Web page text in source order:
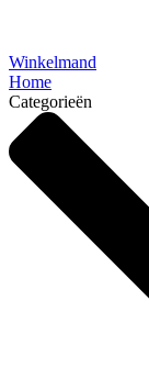
Winkelmand
Home
Categorieën